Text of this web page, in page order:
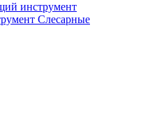
инструмент
Слесарные